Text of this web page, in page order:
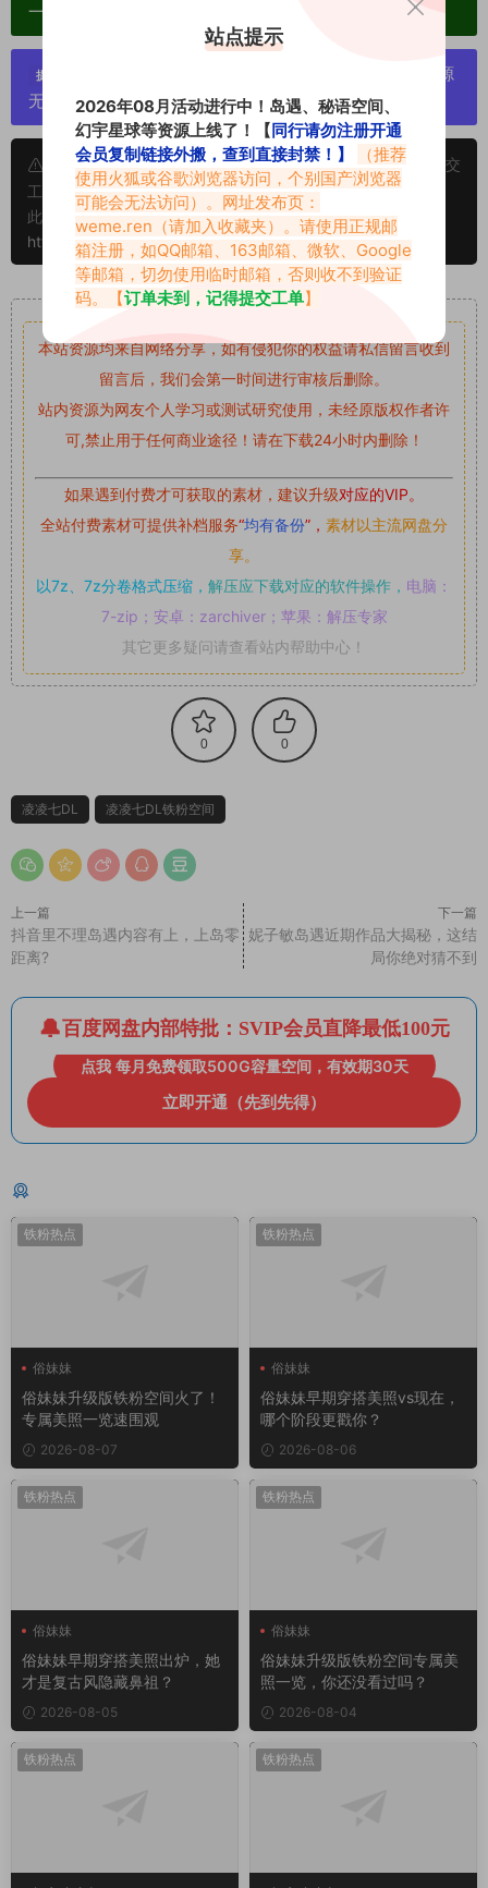
一归档方便收藏！
提示：
严禁搬运资源链接，一经发现封号处理，素材资源
无露点、需求请绕道，关闭本站网页！
申明：本文资源均来源网友分享，若侵犯了您的权限可以提交
工单处理。
此外本文章皆属于原创文章，转载请注明出处！原文链接：
https://www.vmiba.com/20432.html
重要声明
本站资源均来自网络分享，如有侵犯你的权益请私信留言收到
留言后，我们会第一时间进行审核后删除。
站内资源为网友个人学习或测试研究使用，未经原版权作者许
可,禁止用于任何商业途径！请在下载24小时内删除！
如果遇到付费才可获取的素材，建议升级对应的VIP。
全站付费素材可提供补档服务“均有备份”， 素材以主流网盘分
享。
以7z、7z分卷格式压缩， 解压应下载对应的软件操作， 电脑：
7-zip；安卓：zarchiver；苹果：解压专家
其它更多疑问请查看站内帮助中心！
0 0
凌凌七DL 凌凌七DL铁粉空间
上一篇
抖音里不理岛遇内容有上，上岛零
距离?
下一篇
妮子敏岛遇近期作品大揭秘，这结
局你绝对猜不到
百度网盘内部特批：SVIP会员直降最低100元
点我 每月免费领取500G容量空间，有效期30天
立即开通（先到先得）
铁粉热点
俗妹妹
俗妹妹升级版铁粉空间火了！
专属美照一览速围观
2026-08-07
铁粉热点
俗妹妹
俗妹妹早期穿搭美照vs现在，
哪个阶段更戳你？
2026-08-06
铁粉热点
俗妹妹
俗妹妹早期穿搭美照出炉，她
才是复古风隐藏鼻祖？
2026-08-05
铁粉热点
俗妹妹
俗妹妹升级版铁粉空间专属美
照一览，你还没看过吗？
2026-08-04
铁粉热点 铁粉热点
站点提示
2026年08月活动进行中！岛遇、秘语空间、
幻宇星球等资源上线了！【同行请勿注册开通
会员复制链接外搬，查到直接封禁！】
（推荐
使用火狐或谷歌浏览器访问，个别国产浏览器
可能会无法访问）。网址发布页：
weme.ren （请加入收藏夹）。请使用正规邮
箱注册，如QQ邮箱、163邮箱、微软、Google
等邮箱，切勿使用临时邮箱，否则收不到验证
码。【订单未到，记得提交工单】